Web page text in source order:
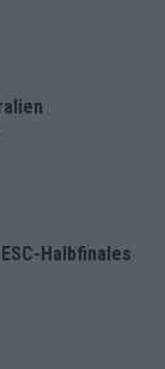
Halbfinales